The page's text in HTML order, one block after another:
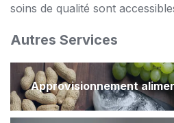
soins de qualité sont
Autres Services
Approvisionnement